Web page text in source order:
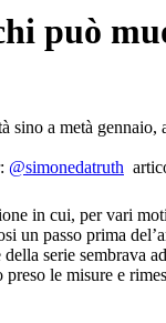
può
sino a metà gennaio,
@simonedatruth
in cui, per vari
un passo prima
serie sembrava
le misure e